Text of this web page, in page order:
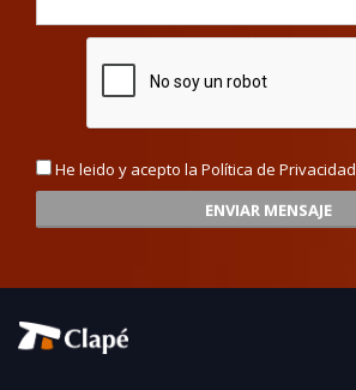
He leido y acepto la Política de Privacidad
ENVIAR MENSAJE